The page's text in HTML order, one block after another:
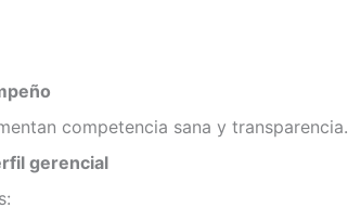
competencia sana y transparencia.
gerencial